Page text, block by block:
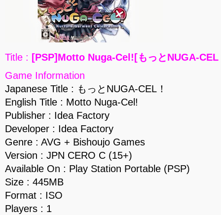
Title : [PSP]Motto Nuga-Cel![もっとNUGA-
Game Information
Japanese Title : もっとNUGA-CEL！
English Title : Motto Nuga-Cel!
Publisher : Idea Factory
Developer : Idea Factory
Genre : AVG + Bishoujo Games
Version : JPN CERO C (15+)
Available On : Play Station Portable (PSP)
Size : 445MB
Format : ISO
Players : 1